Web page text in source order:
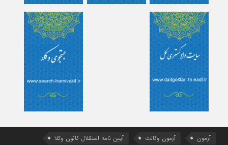
آزمون آزمون وکالت
آیین ‌نامه استقلال کانون وکلا